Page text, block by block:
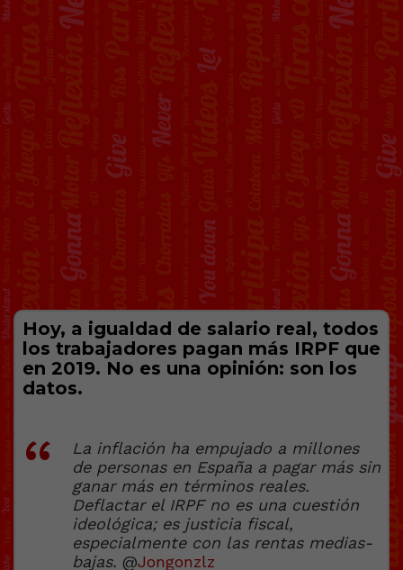
Hoy, a igualdad de salario real, todos
los trabajadores pagan más IRPF que
en 2019. No es una opinión: son los
datos.
La inflación ha empujado a millones
de personas en España a pagar más sin
ganar más en términos reales.
Deflactar el IRPF no es una cuestión
ideológica; es justicia fiscal,
especialmente con las rentas medias-
bajas. @Jongonzlz